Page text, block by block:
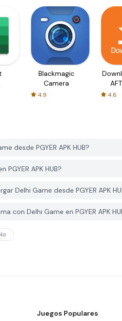
Blackmagic
Camera
4.9 4.6
desde PGYER APK HUB?
PGYER APK HUB?
Delhi Game desde PGYER APK
con Delhi Game en PGYER APK
Juegos Populares